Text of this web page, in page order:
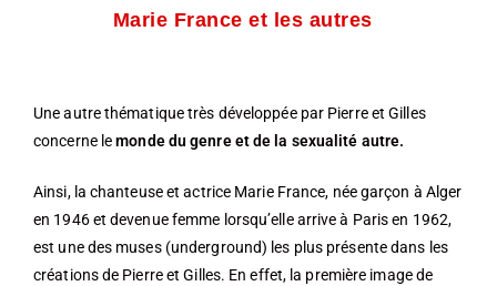
Marie France et les autres
Une autre thématique très développée par Pierre et Gilles
concerne lemonde du genre et de la sexualité autre.
Ainsi, la chanteuse et actrice Marie France, née garçon à Alger
en 1946 et devenue femme lorsqu’elle arrive à Paris en 1962,
est une des muses (underground) les plus présente dans les
créations de Pierre et Gilles. En effet, la première image de